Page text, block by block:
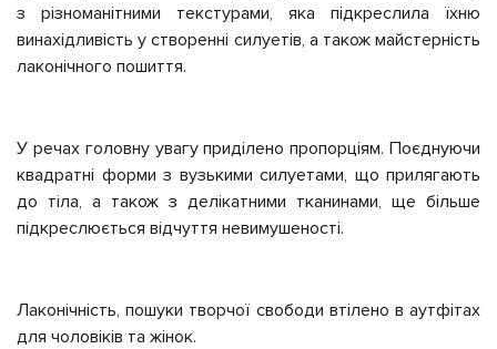
з різноманітними текстурами, яка підкреслила їхню
винахідливість у створенні силуетів, а також майстерність
лаконічного пошиття.
У речах головну увагу приділено пропорціям. Поєднуючи
квадратні форми з вузькими силуетами, що прилягають
до тіла, а також з делікатними тканинами, ще більше
підкреслюється відчуття невимушеності.
Лаконічність, пошуки творчої свободи втілено в аутфітах
для чоловіків та жінок.